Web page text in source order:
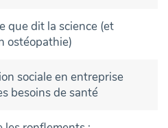
que dit la science (et
ostéopathie)
sociale en entreprise
besoins de santé